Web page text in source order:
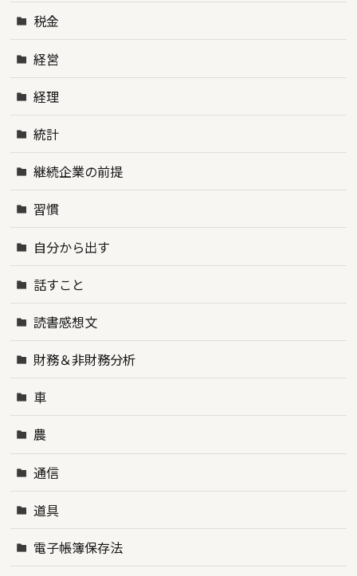
税金
経営
経理
統計
継続企業の前提
習慣
自分から出す
話すこと
読書感想文
財務＆非財務分析
車
農
通信
道具
電子帳簿保存法